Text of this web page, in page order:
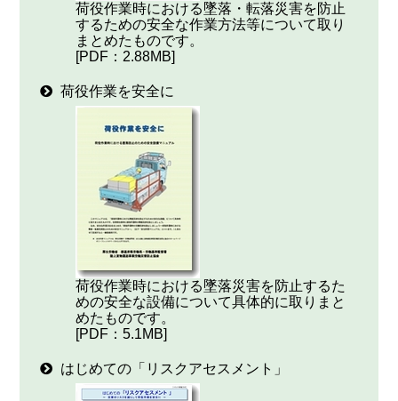
荷役作業時における墜落・転落災害を防止
するための安全な作業方法等について取り
まとめたものです。
[PDF：2.88MB]
荷役作業を安全に
荷役作業時における墜落災害を防止するた
めの安全な設備について具体的に取りまと
めたものです。
[PDF：5.1MB]
はじめての「リスクアセスメント」